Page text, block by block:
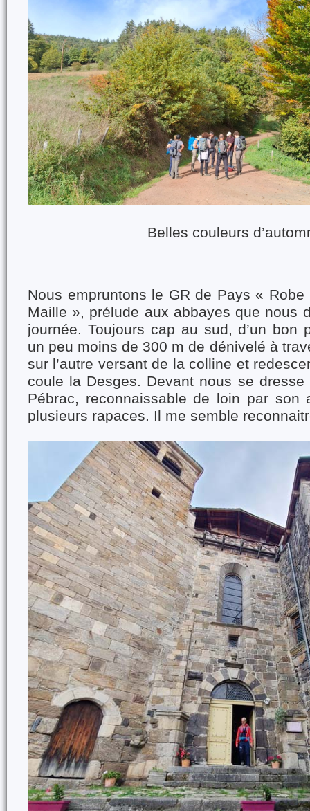
Belles couleurs
Nous empruntons le GR de Pays «
Maille », prélude aux abbayes que nous
journée. Toujours cap au sud, d’un bon
un peu moins de 300 m de dénivelé à
sur l’autre versant de la colline et
coule la Desges. Devant nous se
Pébrac, reconnaissable de loin par son
plusieurs rapaces. Il me semble